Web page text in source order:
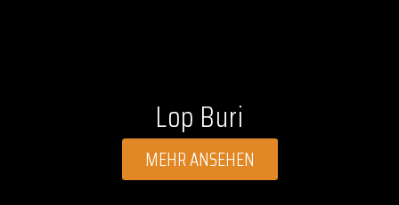
Lop Buri
MEHR ANSEHEN